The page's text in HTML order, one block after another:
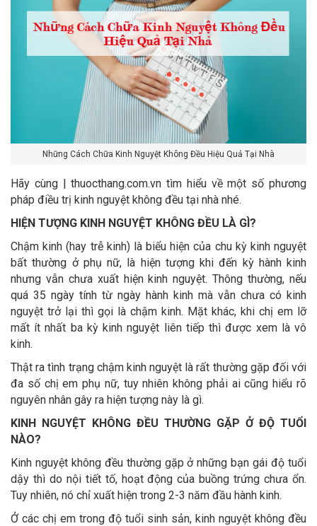
Những Cách Chữa Kinh Nguyệt Không Đều Hiệu Quả Tại Nhà
Hãy cùng |thuocthang.com.vn tìm hiểu về một số phương
pháp điều trị kinh nguyệt không đều tại nhà nhé.
HIỆN TƯỢNG KINH NGUYỆT KHÔNG ĐỀU LÀ GÌ?
Chậm kinh (hay trễ kinh) là biểu hiện của chu kỳ kinh nguyệt
bất thường ở phụ nữ, là hiện tượng khi đến kỳ hành kinh
nhưng vẫn chưa xuất hiện kinh nguyệt. Thông thường, nếu
quá 35 ngày tính từ ngày hành kinh mà vẫn chưa có kinh
nguyệt trở lại thì gọi là chậm kinh. Mặt khác, khi chị em lỡ
mất ít nhất ba kỳ kinh nguyệt liên tiếp thì được xem là vô
kinh.
Thật ra tình trạng chậm kinh nguyệt là rất thường gặp đối với
đa số chị em phụ nữ, tuy nhiên không phải ai cũng hiểu rõ
nguyên nhân gây ra hiện tượng này là gì.
KINH NGUYỆT KHÔNG ĐỀU THƯỜNG GẶP Ở ĐỘ TUỔI
NÀO?
Kinh nguyệt không đều thường gặp ở những bạn gái độ tuổi
dậy thì do nội tiết tố, hoạt động của buồng trứng chưa ổn.
Tuy nhiên, nó chỉ xuất hiện trong 2-3 năm đầu hành kinh.
Ở các chị em trong độ tuổi sinh sản, kinh nguyệt không đều